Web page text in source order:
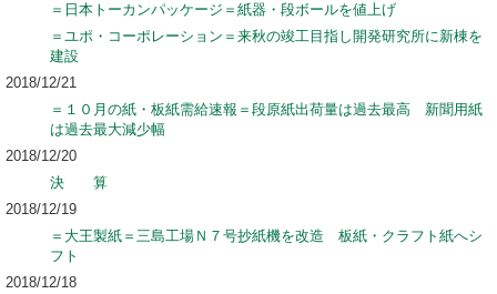
＝日本トーカンパッケージ＝紙器・段ボールを値上げ
＝ユポ・コーポレーション＝来秋の竣工目指し開発研究所に新棟を
建設
2018/12/21
＝１０月の紙・板紙需給速報＝段原紙出荷量は過去最高 新聞用紙
は過去最大減少幅
2018/12/20
決 算
2018/12/19
＝大王製紙＝三島工場Ｎ７号抄紙機を改造 板紙・クラフト紙へシ
フト
2018/12/18